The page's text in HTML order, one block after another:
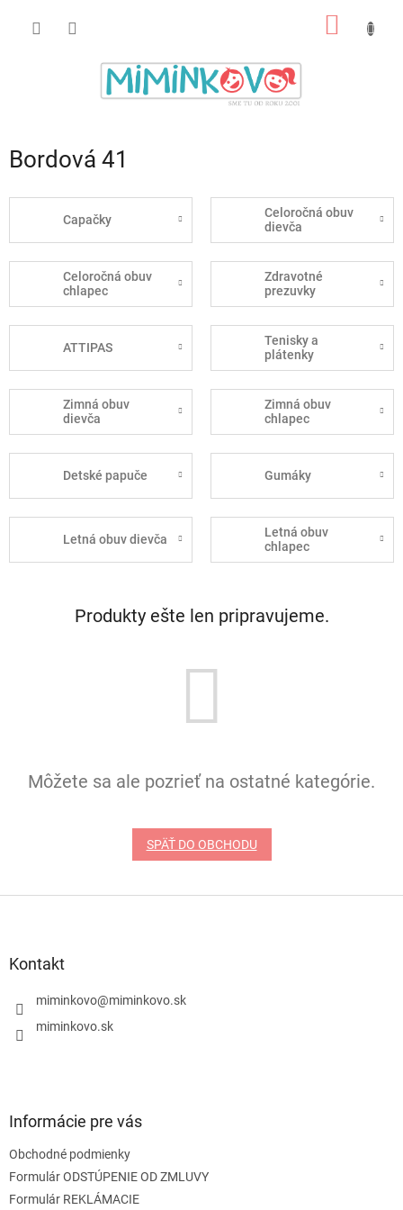
Bordová 41
Capačky
Celoročná obuv
dievča
Celoročná obuv
chlapec
Zdravotné
prezuvky
ATTIPAS
Tenisky a
plátenky
Zimná obuv
dievča
Zimná obuv
chlapec
Detské papuče Gumáky
Letná obuv dievča
Letná obuv
chlapec
Produkty ešte len pripravujeme.
Môžete sa ale pozrieť na ostatné kategórie.
SPÄŤ DO OBCHODU
Kontakt
miminkovo@miminkovo.sk
miminkovo.sk
Informácie pre vás
Obchodné podmienky
Formulár ODSTÚPENIE OD ZMLUVY
Formulár REKLÁMACIE